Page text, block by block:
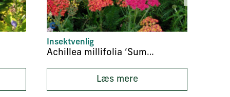
Insektvenlig
Achillea millifolia ‘Summer Pastels’
Læs mere